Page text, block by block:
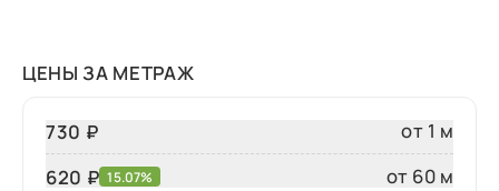
ЦЕНЫ ЗА МЕТРАЖ
730 ₽
от 1 м
620 ₽ 15.07% от 60 м